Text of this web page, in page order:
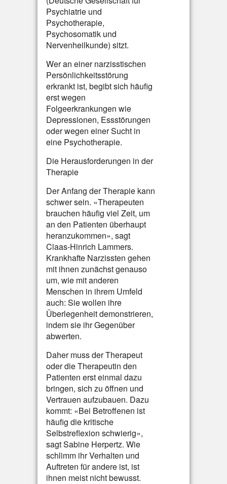
Psychiatrie und
Psychotherapie,
Psychosomatik und
Nervenheilkunde) sitzt.
Wer an einer narzisstischen
Persönlichkeitsstörung
erkrankt ist, begibt sich häufig
erst wegen
Folgeerkrankungen wie
Depressionen, Essstörungen
oder wegen einer Sucht in
eine Psychotherapie.
Die Herausforderungen in der
Therapie
Der Anfang der Therapie kann
schwer sein. «Therapeuten
brauchen häufig viel Zeit, um
an den Patienten überhaupt
heranzukommen», sagt
Claas-Hinrich Lammers.
Krankhafte Narzissten gehen
mit ihnen zunächst genauso
um, wie mit anderen
Menschen in ihrem Umfeld
auch: Sie wollen ihre
Überlegenheit demonstrieren,
indem sie ihr Gegenüber
abwerten.
Daher muss der Therapeut
oder die Therapeutin den
Patienten erst einmal dazu
bringen, sich zu öffnen und
Vertrauen aufzubauen. Dazu
kommt: «Bei Betroffenen ist
häufig die kritische
Selbstreflexion schwierig»,
sagt Sabine Herpertz. Wie
schlimm ihr Verhalten und
Auftreten für andere ist, ist
ihnen meist nicht bewusst.